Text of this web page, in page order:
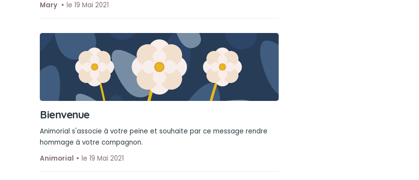
Mary
le 19 Mai 2021
Bienvenue
Animorial s'associe à votre peine et souhaite par ce message rendre
hommage à votre compagnon.
Animorial
le 19 Mai 2021